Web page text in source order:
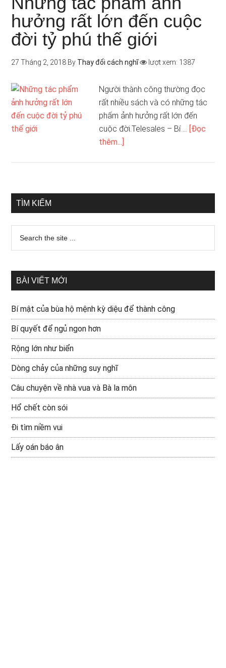
hưởng rất lớn đến cuộc
đời tỷ phú thế giới
27 Tháng 2, 2018 By Thay đổi cách nghĩ lượt xem: 1387
Người thành công thường đọc
rất nhiều sách và có những tác
phẩm ảnh hưởng rất lớn đến
cuộc đời.Telesales – Bí … [Đọc
thêm...]
TÌM KIẾM
BÀI VIẾT MỚI
Bí mật của bùa hộ mệnh kỳ diệu để thành công
Bí quyết để ngủ ngon hơn
Rộng lớn như biển
Dòng chảy của những suy nghĩ
Câu chuyện về nhà vua và Bà la môn
Hổ chết còn sói
Đi tìm niềm vui
Lấy oán báo ân